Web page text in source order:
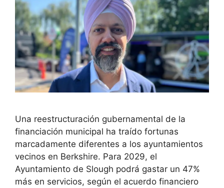
Una reestructuración gubernamental de la
financiación municipal ha traído fortunas
marcadamente diferentes a los ayuntamientos
vecinos en Berkshire. Para 2029, el
Ayuntamiento de Slough podrá gastar un 47%
más en servicios, según el acuerdo financiero